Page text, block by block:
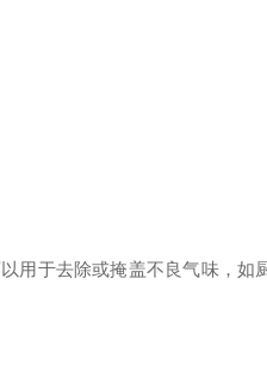
用于去除或掩盖不良气味，如